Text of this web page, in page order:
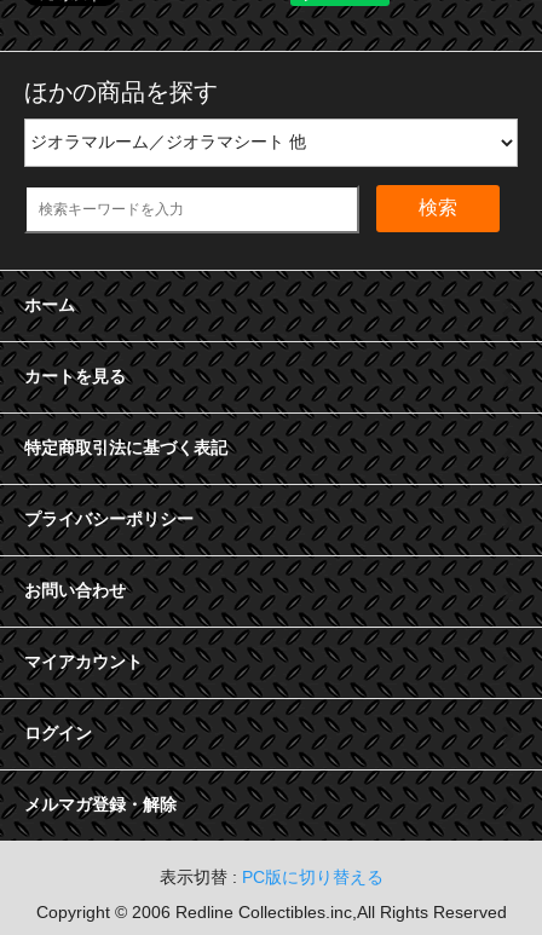
ほかの商品を探す
検索
ホーム
カートを見る
特定商取引法に基づく表記
プライバシーポリシー
お問い合わせ
マイアカウント
ログイン
メルマガ登録・解除
表示切替 : PC版に切り替える
Copyright © 2006 Redline Collectibles.inc,All Rights Reserved